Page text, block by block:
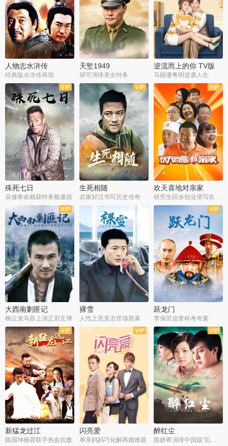
人物志水浒传
经典版水浒传再现
天堑1949
胡可演绎美女特务
逆流而上的你 TV版
马丽潘粤明逆袭人生
全34集
殊死七日
吴健奉命截获特务戴遂昌
全21集
生死相随
农家好汉书写历史传奇
全35集
欢天喜地对亲家
大西南剿匪记
柳云龙马苏上演正邪互博
全21集
裸雪
人性之恶直击官场黑幕
全30集
跃龙门
李保田追查科考奇案
全36集
新猛龙过江
陈国坤杨蓉联手热血抗敌
全37集
闪亮爱
单亲妈妈巧化解再婚难题
全30集
醉红尘
陈妍希演绎中国版“乱世佳人”